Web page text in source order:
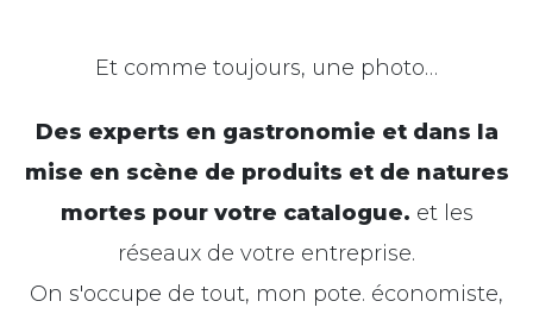
Et comme toujours, une photo…
Des experts en gastronomie et dans la
mise en scène de produits et de natures
mortes pour votre catalogue. et les
réseaux de votre entreprise.
On s'occupe de tout, mon pote. économiste,